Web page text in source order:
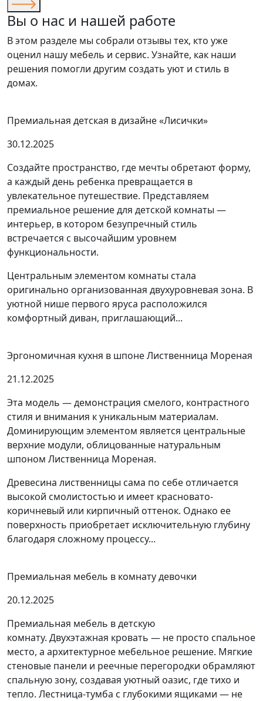
Вы о нас и нашей работе
В этом разделе мы собрали отзывы тех, кто уже
оценил нашу мебель и сервис. Узнайте, как наши
решения помогли другим создать уют и стиль в
домах.
Премиальная детская в дизайне «Лисички»
30.12.2025
Создайте пространство, где мечты обретают форму,
а каждый день ребенка превращается в
увлекательное путешествие. Представляем
премиальное решение для детской комнаты —
интерьер, в котором безупречный стиль
встречается с высочайшим уровнем
функциональности.
Центральным элементом комнаты стала
оригинально организованная двухуровневая зона. В
уютной нише первого яруса расположился
комфортный диван, приглашающий...
Эргономичная кухня в шпоне Лиственница Мореная
21.12.2025
Эта модель — демонстрация смелого, контрастного
стиля и внимания к уникальным материалам.
Доминирующим элементом является центральные
верхние модули, облицованные натуральным
шпоном Лиственница Мореная.
Древесина лиственницы сама по себе отличается
высокой смолистостью и имеет красновато-
коричневый или кирпичный оттенок. Однако ее
поверхность приобретает исключительную глубину
благодаря сложному процессу...
Премиальная мебель в комнату девочки
20.12.2025
Премиальная мебель в детскую
комнату. Двухэтажная кровать — не просто спальное
место, а архитектурное мебельное решение. Мягкие
стеновые панели и реечные перегородки обрамляют
спальную зону, создавая уютный оазис, где тихо и
тепло. Лестница-тумба с глубокими ящиками — не